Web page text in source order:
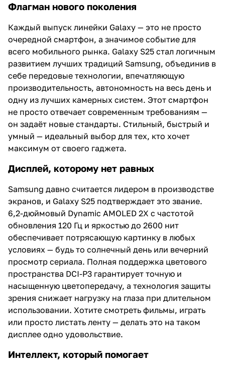
Флагман нового поколения
Каждый выпуск линейки Galaxy — это не просто
очередной смартфон, а значимое событие для
всего мобильного рынка. Galaxy S25 стал логичным
развитием лучших традиций Samsung, объединив в
себе передовые технологии, впечатляющую
производительность, автономность на весь день и
одну из лучших камерных систем. Этот смартфон
не просто отвечает современным требованиям —
он задаёт новые стандарты. Стильный, быстрый и
умный — идеальный выбор для тех, кто хочет
максимум от своего гаджета.
Дисплей, которому нет равных
Samsung давно считается лидером в производстве
экранов, и Galaxy S25 подтверждает это звание.
6,2-дюймовый Dynamic AMOLED 2X с частотой
обновления 120 Гц и яркостью до 2600 нит
обеспечивает потрясающую картинку в любых
условиях — будь то солнечный день или вечерний
просмотр сериала. Полная поддержка цветового
пространства DCI-P3 гарантирует точную и
насыщенную цветопередачу, а технология защиты
зрения снижает нагрузку на глаза при длительном
использовании. Хотите смотреть фильмы, играть
или просто листать ленту — делать это на таком
дисплее одно удовольствие.
Интеллект, который помогает